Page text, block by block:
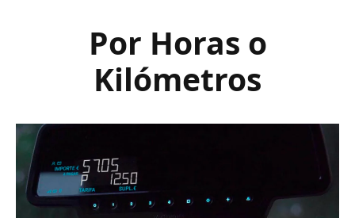
Por Horas o
Kilómetros